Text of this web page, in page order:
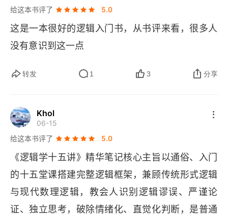
九 前提对结论的支持或反驳程度
一 语词、词项和概念
二 词项的内涵和外延
四 定义的方法和规则
给这本书评了
5.0
这是一本很好的逻辑入门书，从书评来看，很多人
没有意识到这一点
转发 1 3 分享
Khol
06-15
给这本书评了
5.0
《逻辑学十五讲》精华笔记核心主旨以通俗、入门
的十五堂课搭建完整逻辑框架，兼顾传统形式逻辑
与现代数理逻辑，教会人识别逻辑谬误、严谨论
证、独立思考，破除情绪化、直觉化判断，是普通